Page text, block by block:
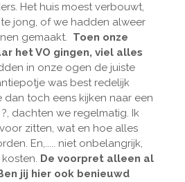
Het huis moest verbouwt,
jong, of we hadden alweer
gemaakt. Toen onze
het VO gingen, viel alles
in onze ogen de juiste
was best redelijk
toch eens kijken naar een
dachten we regelmatig. Ik
zitten, wat en hoe alles
En,..... niet onbelangrijk,
De voorpret alleen al
jij hier ook benieuwd